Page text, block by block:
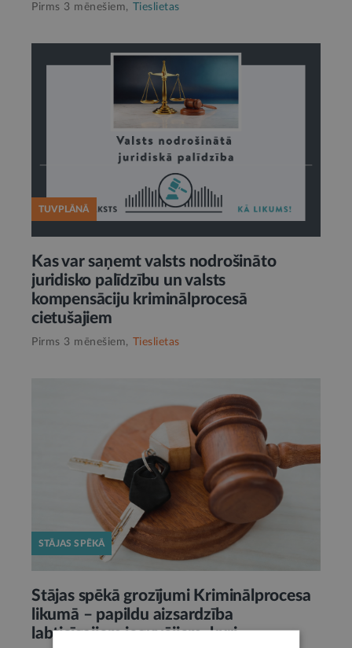
Pirms 3 mēnešiem, Tieslietas
TUVPLĀNĀ
Kas var saņemt valsts nodrošināto
juridisko palīdzību un valsts
kompensāciju kriminālprocesā
cietušajiem
Pirms 3 mēnešiem, Tieslietas
STĀJAS SPĒKĀ
Stājas spēkā grozījumi Kriminālprocesa
likumā – papildu aizsardzība
labticīgajiem ieguvējiem, kuri